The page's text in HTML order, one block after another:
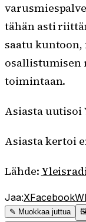
tähän asti
saatu
osallistumisen
toimintaan.
Asiasta uutisoi
Asiasta kertoi
Lähde:
Jaa:XFacebook
✎ Muokkaa juttua
🖼